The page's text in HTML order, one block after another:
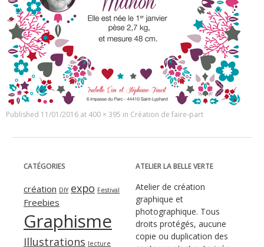
Published 11/01/2016 at 400 × 395 in Création de faire-part
CATÉGORIES
création DIY expo Festival
Freebies
Graphisme
Illustrations lecture
ATELIER LA BELLE VERTE
Atelier de création
graphique et
photographique. Tous
droits protégés, aucune
copie ou duplication des